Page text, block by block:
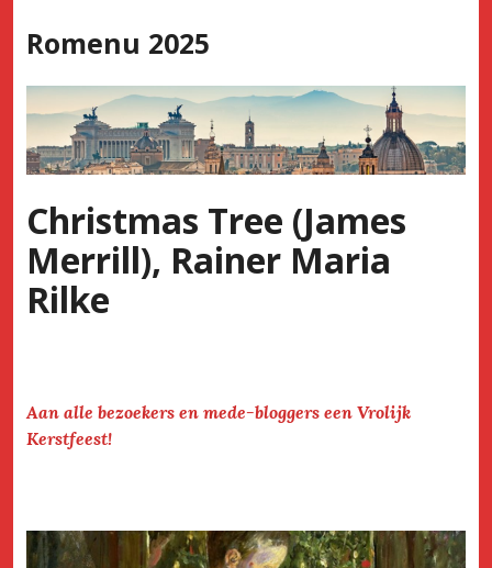
to
Romenu 2025
Christmas Tree (James
Merrill), Rainer Maria
Rilke
Aan alle bezoekers en mede-bloggers een Vrolijk
Kerstfeest!